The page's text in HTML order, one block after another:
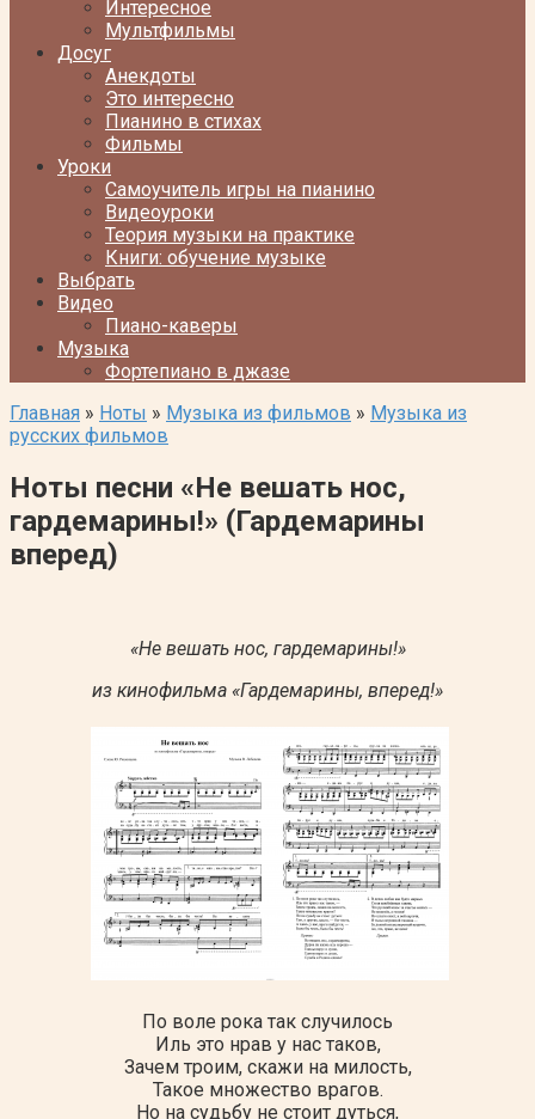
Интересное
Мультфильмы
Досуг
Анекдоты
Это интересно
Пианино в стихах
Фильмы
Уроки
Самоучитель игры на пианино
Видеоуроки
Теория музыки на практике
Книги: обучение музыке
Выбрать
Видео
Пиано-каверы
Музыка
Фортепиано в джазе
Главная » Ноты » Музыка из фильмов » Музыка из
русских фильмов
Ноты песни «Не вешать нос,
гардемарины!» (Гардемарины
вперед)
«Не вешать нос, гардемарины!»
из кинофильма «Гардемарины, вперед!»
По воле рока так случилось
Иль это нрав у нас таков,
Зачем троим, скажи на милость,
Такое множество врагов.
Но на судьбу не стоит дуться,